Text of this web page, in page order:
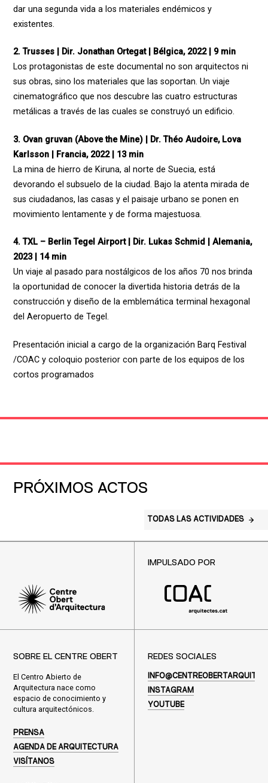
dar una segunda vida a los materiales endémicos y
existentes.
2. Trusses | Dir. Jonathan Ortegat | Bélgica, 2022 | 9 min
Los protagonistas de este documental no son arquitectos ni
sus obras, sino los materiales que las soportan. Un viaje
cinematográfico que nos descubre las cuatro estructuras
metálicas a través de las cuales se construyó un edificio.
3. Ovan gruvan (Above the Mine) | Dr. Théo Audoire, Lova
Karlsson | Francia, 2022 | 13 min
La mina de hierro de Kiruna, al norte de Suecia, está
devorando el subsuelo de la ciudad. Bajo la atenta mirada de
sus ciudadanos, las casas y el paisaje urbano se ponen en
movimiento lentamente y de forma majestuosa.
4. TXL – Berlin Tegel Airport | Dir. Lukas Schmid | Alemania,
2023 | 14 min
Un viaje al pasado para nostálgicos de los años 70 nos brinda
la oportunidad de conocer la divertida historia detrás de la
construcción y diseño de la emblemática terminal hexagonal
del Aeropuerto de Tegel.
Presentación inicial a cargo de la organización Barq Festival
/COAC y coloquio posterior con parte de los equipos de los
cortos programados
PRÓXIMOS ACTOS
TODAS LAS ACTIVIDADES
IMPULSADO POR
SOBRE EL CENTRE OBERT
El Centro Abierto de
Arquitectura nace como
espacio de conocimiento y
cultura arquitectónicos.
PRENSA
AGENDA DE ARQUITECTURA
VISÍTANOS
REDES SOCIALES
INSTAGRAM
YOUTUBE